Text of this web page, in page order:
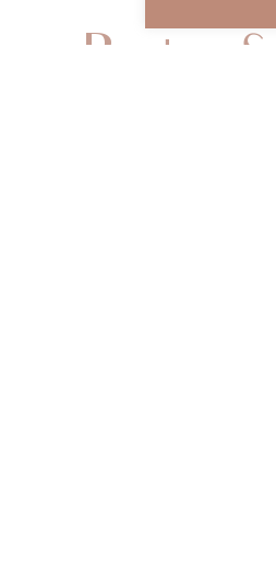
Redes